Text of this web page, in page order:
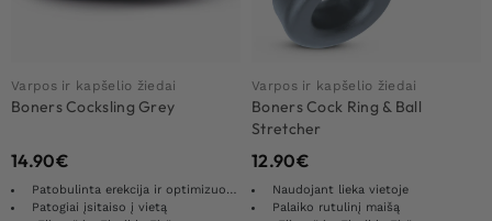
Varpos ir kapšelio žiedai
Boners Cocksling Grey
14.90€
Patobulinta erekcija ir optimizuota ištvermė
Patogiai įsitaiso į vietą
Varpos ir kapšelio žiedai
Boners Cock Ring & Ball
Stretcher
12.90€
Naudojant lieka vietoje
Palaiko rutulinį maišą